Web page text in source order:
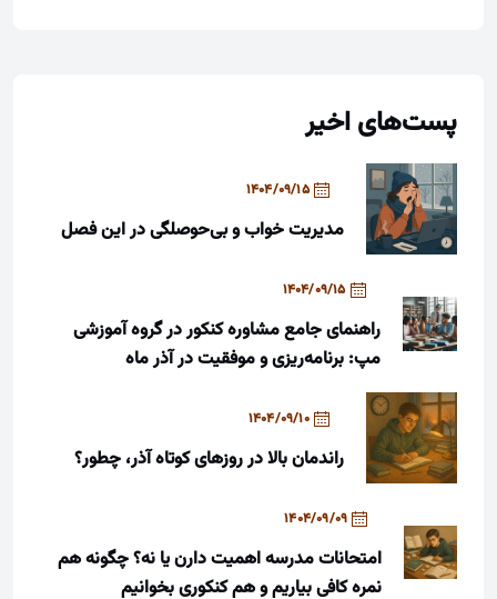
پست‌های اخیر
1404/09/15
مدیریت خواب و بی‌حوصلگی در این فصل
1404/09/15
راهنمای جامع مشاوره کنکور در گروه آموزشی
مپ: برنامه‌ریزی و موفقیت در آذر ماه
1404/09/10
راندمان بالا در روزهای کوتاه آذر، چطور؟
امتحانات مدرسه اهمیت دارن یا نه؟ چگونه هم
نمره کافی بیاریم و هم کنکوری بخوانیم